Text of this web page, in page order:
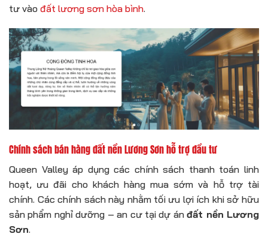
tư vào đất lương sơn hòa bình.
Chính sách bán hàng đất nền Lương Sơn hỗ trợ đầu tư
Queen Valley áp dụng các chính sách thanh toán linh
hoạt, ưu đãi cho khách hàng mua sớm và hỗ trợ tài
chính. Các chính sách này nhằm tối ưu lợi ích khi sở hữu
sản phẩm nghỉ dưỡng – an cư tại dự ánđất nền Lương
Sơn.